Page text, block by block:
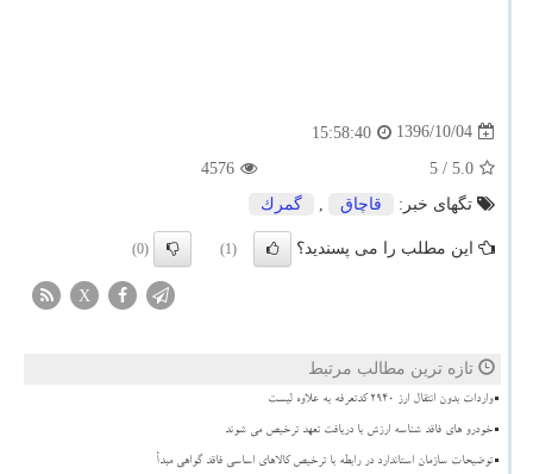
1396/10/04
15:58:40
5.0
/ 5
4576
تگهای خبر:
قاچاق , گمرك
این مطلب را می پسندید؟ (1)
(0)
X
تازه ترین مطالب مرتبط
واردات بدون انتقال ارز ۲۹۴۰ کدتعرفه به علاوه لیست
خودرو های فاقد شناسه ارزش با دریافت تعهد ترخیص می شوند
توضیحات سازمان استاندارد در رابطه با ترخیص کالاهای اساسی فاقد گواهی مبدأ